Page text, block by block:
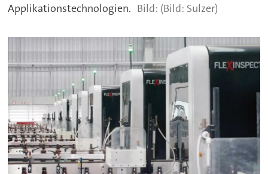
Applikationstechnologien.
(Bild: Sulzer)